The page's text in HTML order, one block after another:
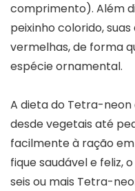
comprimento). Além
peixinho colorido,
vermelhas, de forma
espécie ornamental.
A dieta do Tetra-
desde vegetais até
facilmente à ração
fique saudável e feliz,
seis ou mais Tetra-